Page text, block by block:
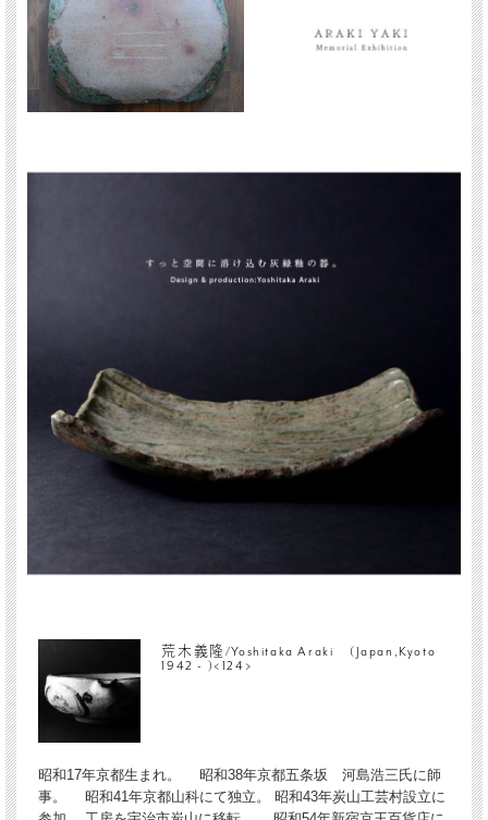
荒木義隆/Yoshitaka Araki (Japan,Kyoto
1942 - )<124>
昭和17年京都生まれ。 昭和38年京都五条坂 河島浩三氏に師
事。 昭和41年京都山科にて独立。 昭和43年炭山工芸村設立に